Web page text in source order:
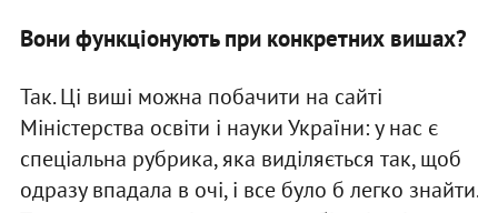
Вони функціонують при конкретних вишах?
Так. Ці виші можна побачити на сайті
Міністерства освіти і науки України: у нас є
спеціальна рубрика, яка виділяється так, щоб
одразу впадала в очі, і все було б легко знайти.